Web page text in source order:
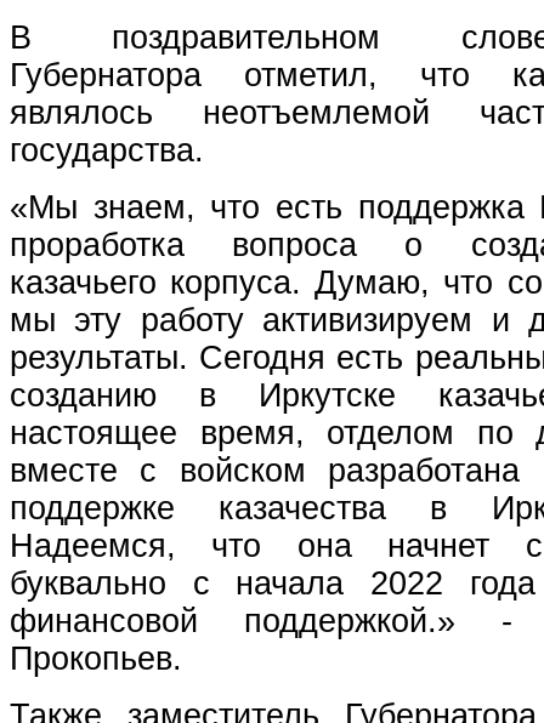
В поздравительном
Губернатора отметил, что
являлось неотъемлемой
государства.
«Мы знаем, что есть поддержка
проработка вопроса о
казачьего корпуса. Думаю, что
мы эту работу активизируем и
результаты. Сегодня есть
созданию в Иркутске
настоящее время, отделом по
вместе с войском разработана
поддержке казачества в
Надеемся, что она начнет
буквально с начала 2022
финансовой поддержкой.» -
Прокопьев.
Также заместитель